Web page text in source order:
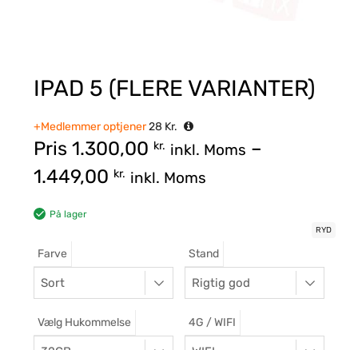
IPAD 5 (FLERE VARIANTER)
+Medlemmer optjener28 Kr.
Pris 1.300,00 kr. inkl. Moms –
1.449,00 kr. inkl. Moms
På lager
Farve Stand
Vælg Hukommelse 4G / WIFI
RYD